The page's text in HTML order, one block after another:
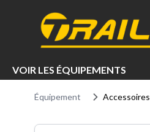
VOIR LES ÉQUIPEMENTS
Équipement Accessoires